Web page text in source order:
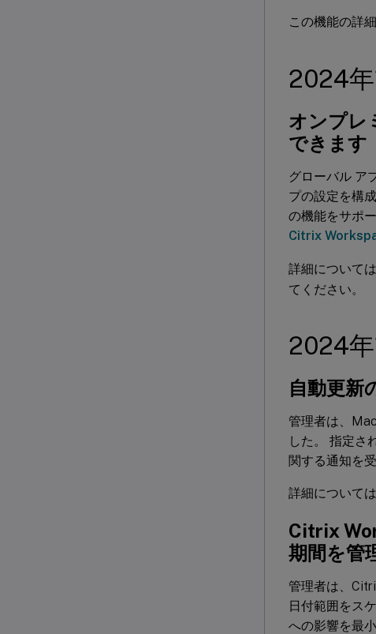
この機能の詳
2024
オンプレ
できます
グローバル ア
プの設定を構
の機能をサポ
Citrix
詳細について
てください。
2024年
自動更新
管理者は、
した。 指定さ
関する通知を
詳細については
Citrix
期間を管
管理者は、
日付範囲をス
への影響を最